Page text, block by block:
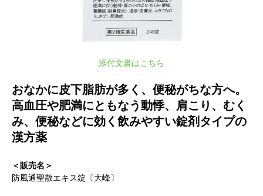
添付文書はこちら
おなかに皮下脂肪が多く、便秘がちな方へ。
高血圧や肥満にともなう動悸、肩こり、むく
み、便秘などに効く飲みやすい錠剤タイプの
漢方薬
＜販売名＞
防風通聖散エキス錠〔大峰〕